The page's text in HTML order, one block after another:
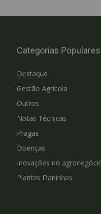
Categorias Populares
Destaque
Gestão Agrícola
Outros
Notas Técnicas
Pragas
Doenças
Inovações no
Plantas Daninhas